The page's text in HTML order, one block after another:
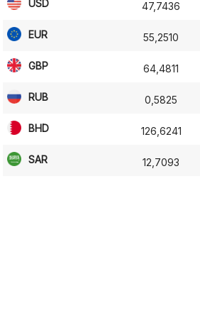
USD 47,7436
EUR 55,2510
GBP 64,4811
RUB 0,5825
BHD 126,6241
SAR 12,7093